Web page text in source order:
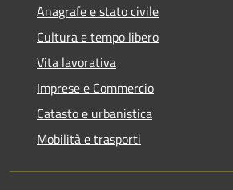
Anagrafe e stato civile
Cultura e tempo libero
Vita lavorativa
Imprese e Commercio
Catasto e urbanistica
Mobilità e trasporti